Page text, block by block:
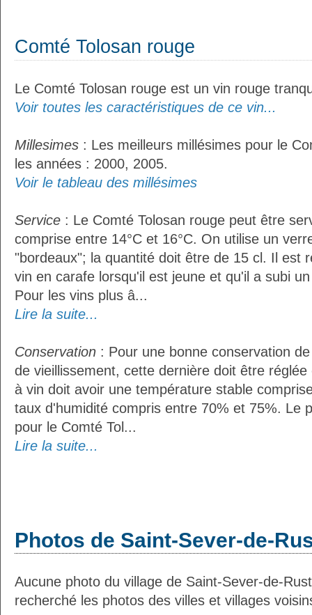
Comté Tolosan rouge
Le Comté Tolosan rouge est un vin rouge
Voir toutes les caractéristiques de ce vin...
Millesimes : Les meilleurs millésimes pour le
les années : 2000, 2005.
Voir le tableau des millésimes
Service : Le Comté Tolosan rouge peut être
comprise entre 14°C et 16°C. On utilise un
"bordeaux"; la quantité doit être de 15 cl. Il est
vin en carafe lorsqu'il est jeune et qu'il a subi
Pour les vins plus â...
Lire la suite...
Conservation : Pour une bonne conservation
de vieillissement, cette dernière doit être réglée
à vin doit avoir une température stable
taux d'humidité compris entre 70% et 75%. Le
pour le Comté Tol...
Lire la suite...
Photos de Saint-Sever-de-
Aucune photo du village de Saint-Sever-de-
recherché les photos des villes et villages